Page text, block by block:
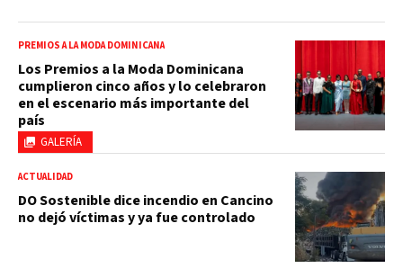
GALERÍA
PREMIOS A LA MODA DOMINICANA
Los Premios a la Moda Dominicana
cumplieron cinco años y lo celebraron
en el escenario más importante del
país
ACTUALIDAD
DO Sostenible dice incendio en Cancino
no dejó víctimas y ya fue controlado